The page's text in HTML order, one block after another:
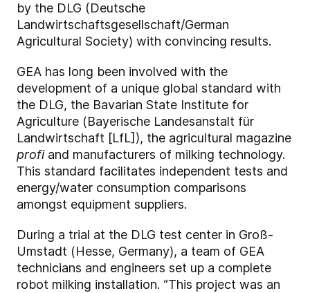
by the DLG (Deutsche
Landwirtschaftsgesellschaft/German
Agricultural Society) with convincing results.
GEA has long been involved with the
development of a unique global standard with
the DLG, the Bavarian State Institute for
Agriculture (Bayerische Landesanstalt für
Landwirtschaft [LfL]), the agricultural magazine
profiand manufacturers of milking technology.
This standard facilitates independent tests and
energy/water consumption comparisons
amongst equipment suppliers.
During a trial at the DLG test center in Groß-
Umstadt (Hesse, Germany), a team of GEA
technicians and engineers set up a complete
robot milking installation. “This project was an